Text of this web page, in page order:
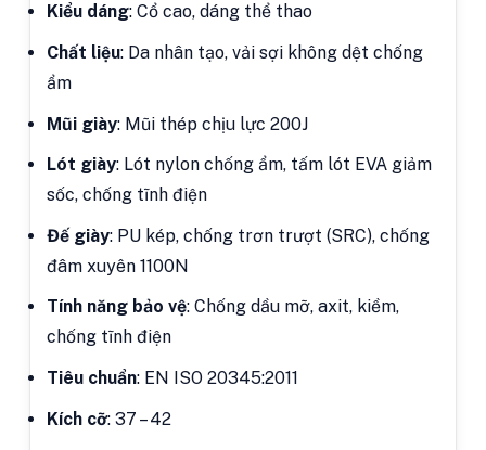
Kiểu dáng: Cổ cao, dáng thể thao
Chất liệu: Da nhân tạo, vải sợi không dệt chống
ẩm
Mũi giày: Mũi thép chịu lực 200J
Lót giày: Lót nylon chống ẩm, tấm lót EVA giảm
sốc, chống tĩnh điện
Đế giày: PU kép, chống trơn trượt (SRC), chống
đâm xuyên 1100N
Tính năng bảo vệ: Chống dầu mỡ, axit, kiềm,
chống tĩnh điện
Tiêu chuẩn: EN ISO 20345:2011
Kích cỡ: 37 – 42